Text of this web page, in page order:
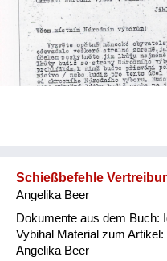
Schießbefehle
Angelika Beer
Dokumente aus dem Buch:
Vybihal Material zum
Angelika Beer